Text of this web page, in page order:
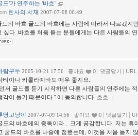
드'가 연주하는 '바흐'
한사의 서재 2007-07-08 06:49
드의 바흐 굴드의 바흐에는 사람에 따라서 다르겠지
싶다..바흐를 처음 듣는 분들에게는 다른 사람들의
람구두 2005-10-21 17:56 좋아요 0 댓글달기 URL
티아나 키콜라예바도 매우 좋지요.
저 굴드를 듣기 시작하면 다른 사람들의 연주에는
각이 들기 때문이다." 에 동의합니다. 흐흐...
명고냥이 2007-07-09 14:56 좋아요 0 댓글달기
드의 바흐에의 중독이라... 크게 공감합니다. 저는 휴
굴드의 바흐를 나중에 접했는데, 이것을 처음 듣지